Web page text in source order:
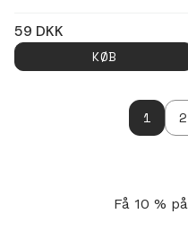
59 DKK
KØB
1 2
Få 10 %